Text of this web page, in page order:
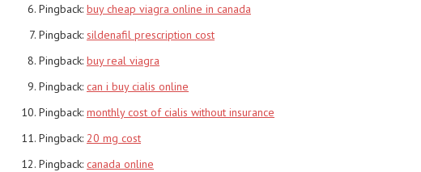
Pingback: buy cheap viagra online in canada
Pingback: sildenafil prescription cost
Pingback: buy real viagra
Pingback: can i buy cialis online
Pingback: monthly cost of cialis without insurance
Pingback: 20 mg cost
Pingback: canada online